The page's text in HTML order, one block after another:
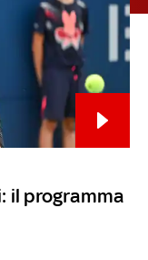
il programma